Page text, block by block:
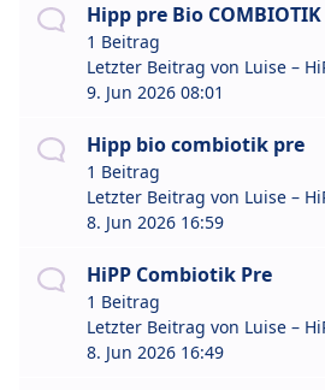
Hipp pre Bio COMBIOTIK
1 Beitrag
Letzter Beitrag von Luise –
9. Jun 2026 08:01
Hipp bio combiotik pre
1 Beitrag
Letzter Beitrag von Luise –
8. Jun 2026 16:59
HiPP Combiotik Pre
1 Beitrag
Letzter Beitrag von Luise –
8. Jun 2026 16:49